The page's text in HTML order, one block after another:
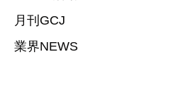
月刊GCJ
業界NEWS